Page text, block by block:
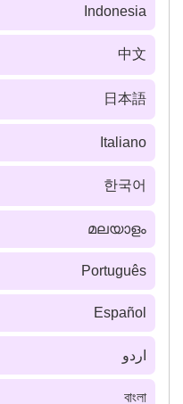
Indonesia
中文
日本語
Italiano
한국어
മലയാളം
Português
Español
اردو
বাংলা